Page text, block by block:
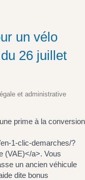
un vélo
26 juillet
et administrative
prime à la conversion
1-clic-demarches/?
(VAE)</a>. Vous
un ancien véhicule
dite bonus